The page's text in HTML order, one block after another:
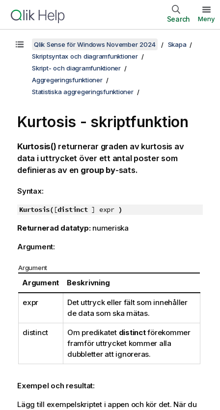
Search Meny
Qlik Sense för Windows November 2024
Skapa
Skriptsyntax och diagramfunktioner
Skript- och diagramfunktioner
Aggregeringsfunktioner
Statistiska aggregeringsfunktioner
Kurtosis - skriptfunktion
Kurtosis() returnerar graden av kurtosis av
data i uttrycket över ett antal poster som
definieras av en group by-sats.
Syntax:
Kurtosis( [distinct] expr )
Returnerad datatyp: numeriska
Argument:
Argument
Argument Beskrivning
expr
Det uttryck eller fält som innehåller
de data som ska mätas.
distinct Om predikatet distinctförekommer
framför uttrycket kommer alla
dubbletter att ignoreras.
Exempel och resultat:
Lägg till exempelskriptet i appen och kör det. När du